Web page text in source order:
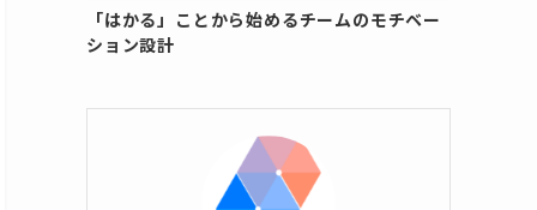
「はかる」ことから始めるチームのモチベー
ション設計